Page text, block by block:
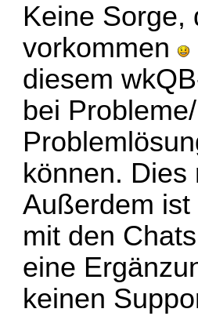
Keine Sorge,
vorkommen
diesem
bei
können.
Außerdem
mit den
eine
keinen